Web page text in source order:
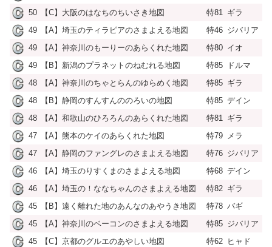
50 【C】大阪のはなちのちいさき地図 特81 ギラ
49
【A】埼玉のティラピアのさまよえる地図 特46 ジバリア
49
【A】神奈川のもーりーのあらくれた地図 特80 イオ
49
【B】新潟のプラネットのねむれる地図 特85
ドルマ
48
【A】神奈川のちゃとらんのゆらめく地図 特85 ギラ
48
【B】静岡のすんすんののろいの地図 特85 デイン
48
【A】和歌山のひろろんのあらくれた地図 特81 ギラ
47
【A】熊本のケイのあらくれた地図 特79 メラ
47
【A】静岡のファングレのさまよえる地図 特76 ジバリア
46
【A】埼玉のりすくまのさまよえる地図 特68 デイン
46
【A】埼玉の！ななちゃんのさまよえる地図 特82 ギラ
45
【B】遠く離れた地のあんなのあやうき地図 特78 バギ
45
【A】神奈川のベーコンのさまよえる地図 特85 ジバリア
45
【C】京都のグルエのあやしい地図 特62 ヒャド